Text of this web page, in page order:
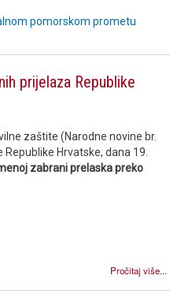
pomorskom prometu
prijelaza Republike
zaštite (Narodne novine br.
Hrvatske, dana 19.
zabrani prelaska preko
Pročitaj više...